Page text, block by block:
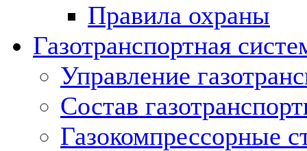
Правила охраны
Газотранспортная
Управление
Состав
Газокомпрессорные